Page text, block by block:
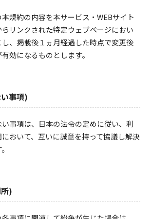
規約の内容を本サービス・WEBサイト
リンクされた特定ウェブページにおい
、掲載後１ヵ月経過した時点で変更後
効になるものとします。
事項)
事項は、日本の法令の定めに従い、利
おいて、互いに誠意を持って協議し解決
)